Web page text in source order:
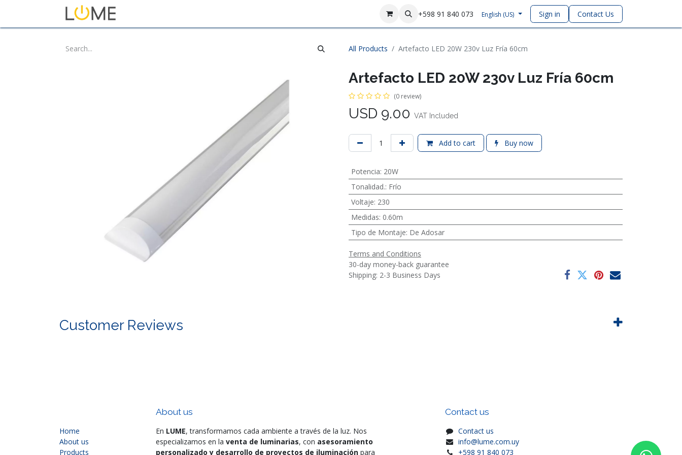
+598 91 840 073 English (US) Sign in Contact Us
All Products Artefacto LED 20W 230v Luz Fría 60cm
Artefacto LED 20W 230v Luz Fría 60cm
(0 review)
USD 9.00 VAT Included
Add to cart Buy now
Potencia: 20W
Tonalidad.: Frío
Voltaje: 230
Medidas: 0.60m
Tipo de Montaje: De Adosar
Terms and Conditions
30-day money-back guarantee
Shipping: 2-3 Business Days
Customer Reviews
Home
About us
Products
About us
En LUME, transformamos cada ambiente a través de la luz. Nos
especializamos en la venta de luminarias, con asesoramiento
personalizado y desarrollo de proyectos de iluminación para
Contact us
Contact us
info@lume.com.uy
+598 91 840 073